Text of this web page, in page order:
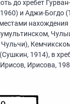
до хребет
и Аджи-Богдо
1914), в
Ирисова,